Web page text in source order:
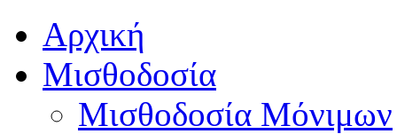
Αρχική
Μισθοδοσία
Μισθοδοσία Μόνιμων